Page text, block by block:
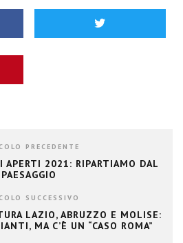
PRECEDENTE
APERTI 2021: RIPARTIAMO DAL
PAESAGGIO
SUCCESSIVO
LAZIO, ABRUZZO E MOLISE:
MA C’È UN “CASO ROMA”